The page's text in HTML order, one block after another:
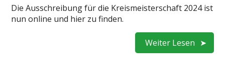
Die Ausschreibung für die Kreismeisterschaft 2024 ist
nun online und hier zu finden.
Weiter Lesen